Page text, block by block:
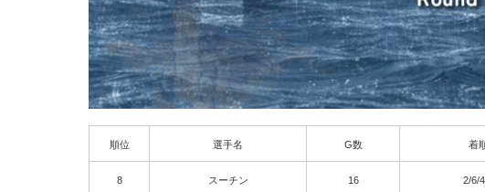
順位 選手名 G数 着
8 スーチン 16 2/6/